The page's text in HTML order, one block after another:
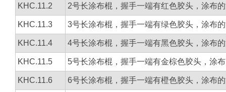
KHC.11.2 2号长涂布棍，握手一端有红色胶头，涂布
KHC.11.3 3号长涂布棍，握手一端有绿色胶头，涂布
KHC.11.4 4号长涂布棍，握手一端有黑色胶头，涂布
KHC.11.5 5号长涂布棍，握手一端有金棕色胶头，涂
KHC.11.6 6号长涂布棍，握手一端有橙色胶头，涂布